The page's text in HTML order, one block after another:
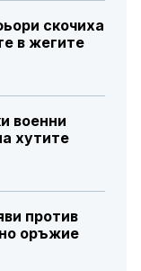
скочиха
в жегите
военни
хутите
против
оръжие